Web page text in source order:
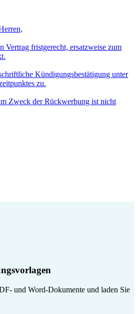
Vertrag fristgerecht, ersatzweise zum
Kündigungsbestätigung unter
zu.
Zweck der Rückwerbung ist nicht
und Word-Dokumente und laden Sie